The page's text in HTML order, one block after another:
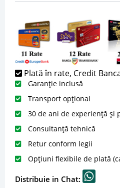
Plată în rate, Credit
Garanție inclusă
Transport opțional
30 de ani de experiență și
Consultanță tehnică
Retur conform legii
Opțiuni flexibile de plată
Distribuie in Chat: